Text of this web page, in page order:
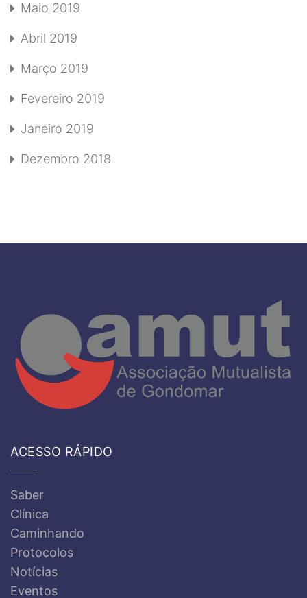
Maio 2019
Abril 2019
Março 2019
Fevereiro 2019
Janeiro 2019
Dezembro 2018
ACESSO RÁPIDO
Saber
Clínica
Caminhando
Protocolos
Notícias
Eventos